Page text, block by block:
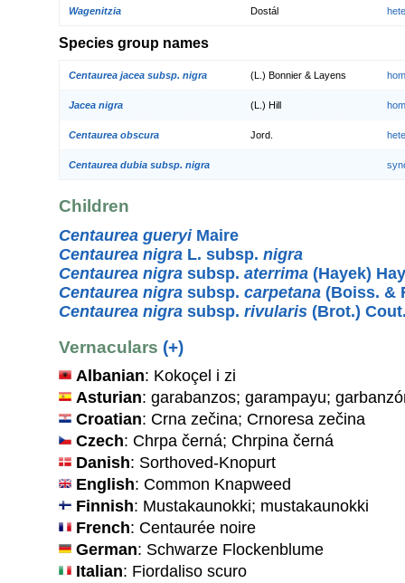
Wagenitzia Dostál
Species group names
Centaurea jacea subsp. nigra (L.) Bonnier & Layens
Jacea nigra (L.) Hill
Centaurea obscura Jord.
Centaurea dubia subsp. nigra
Children
Centaurea gueryiMaire
Centaurea nigra L. subsp. nigra
Centaurea nigra subsp. aterrima (Hayek)
Centaurea nigra subsp. carpetana (Boiss. &
Centaurea nigra subsp. rivularis (Brot.)
Vernaculars (+)
Albanian: Kokoçel i zi
Asturian: garabanzos; garampayu;
Croatian: Crna zečina; Crnoresa zečina
Czech: Chrpa černá; Chrpina černá
Danish: Sorthoved-Knopurt
English: Common Knapweed
Finnish: Mustakaunokki; mustakaunokki
French: Centaurée noire
German: Schwarze Flockenblume
Italian: Fiordaliso scuro